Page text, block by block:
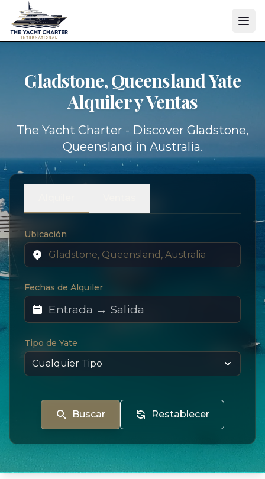
Gladstone, Queensland Yate
Alquiler y Ventas
The Yacht Charter - Discover Gladstone,
Queensland in Australia.
Ubicación
Fechas de Alquiler
Tipo de Yate
Buscar Restablecer